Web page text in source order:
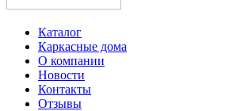
Каталог
Каркасные дома
О компании
Новости
Контакты
Отзывы